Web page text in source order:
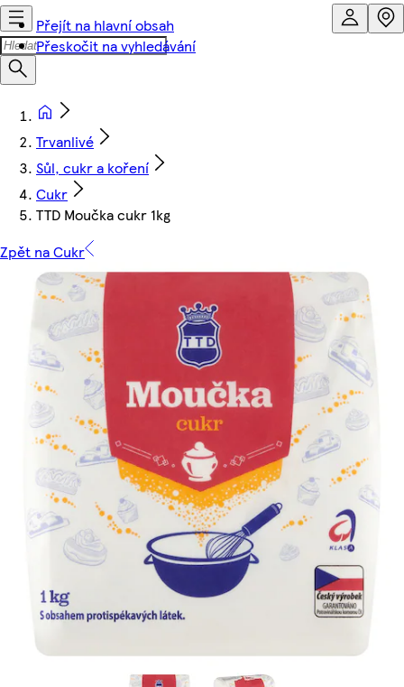
Přejít na hlavní obsah
Přeskočit na vyhledávání
Trvanlivé
Sůl, cukr a koření
Cukr
TTD Moučka cukr 1kg
Zpět na Cukr